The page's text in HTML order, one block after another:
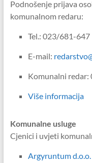
Podnošenje prijava
komunalnom redaru:
Tel.: 023/681-647
E-mail:
Komunalni
Više informacija
Komunalne usluge
Cjenici i uvjeti
Argyruntum d.o.o.